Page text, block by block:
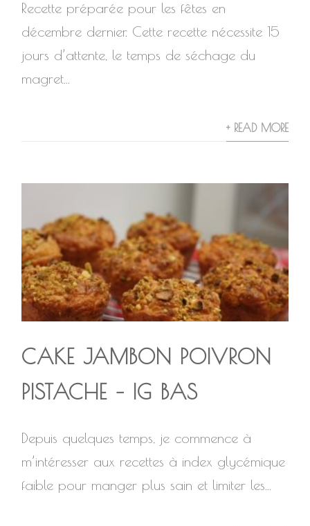
Recette préparée pour les fêtes en
décembre dernier. Cette recette nécessite 15
jours d’attente, le temps de séchage du
magret...
+ READ MORE
CAKE JAMBON POIVRON
PISTACHE – IG BAS
Depuis quelques temps, je commence à
m’intéresser aux recettes à index glycémique
faible pour manger plus sain et limiter les...